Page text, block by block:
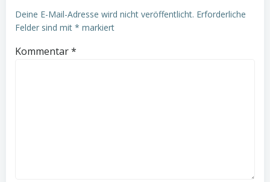
Deine E-Mail-Adresse wird nicht veröffentlicht. Erforderliche
Felder sind mit * markiert
Kommentar*